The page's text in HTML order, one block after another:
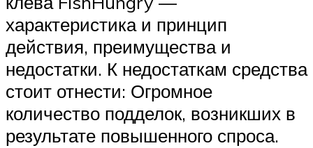
характеристика и принцип
действия, преимущества и
недостатки. К недостаткам средства
стоит отнести: Огромное
количество подделок, возникших в
результате повышенного спроса.